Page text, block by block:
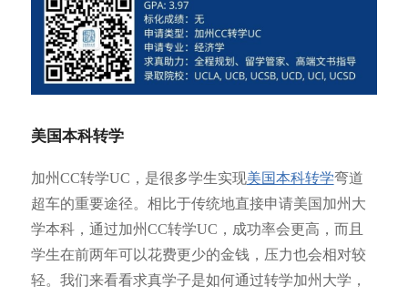
美国本科转学
加州CC转学UC，是很多学生实现美国本科转学弯道
超车的重要途径。相比于传统地直接申请美国加州大
学本科，通过加州CC转学UC，成功率会更高，而且
学生在前两年可以花费更少的金钱，压力也会相对较
轻。我们来看看求真学子是如何通过转学加州大学，